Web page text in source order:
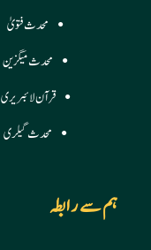
محدث فتویٰ
محدث میگزین
قرآن لائبریری
محدث گیلری
ہم سے رابطہ